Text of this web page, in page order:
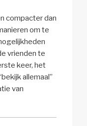
compacter dan
om te
vrienden te
keer, het
allemaal”
van